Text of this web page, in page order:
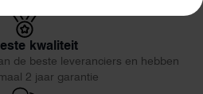
kwaliteit
de beste leveranciers en hebben
2 jaar garantie